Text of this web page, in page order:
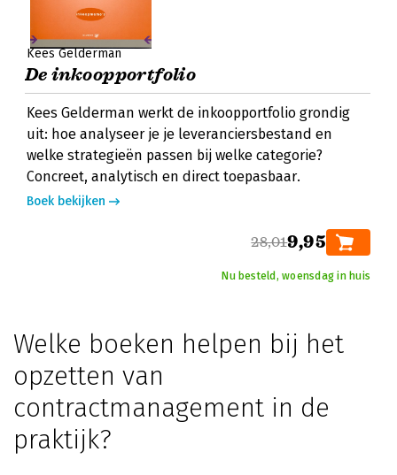
Kees Gelderman
De inkoopportfolio
Kees Gelderman werkt de inkoopportfolio grondig
uit: hoe analyseer je je leveranciersbestand en
welke strategieën passen bij welke categorie?
Concreet, analytisch en direct toepasbaar.
Boek bekijken
28,019,95
Nu besteld, woensdag in huis
Welke boeken helpen bij het
opzetten van
contractmanagement in de
praktijk?